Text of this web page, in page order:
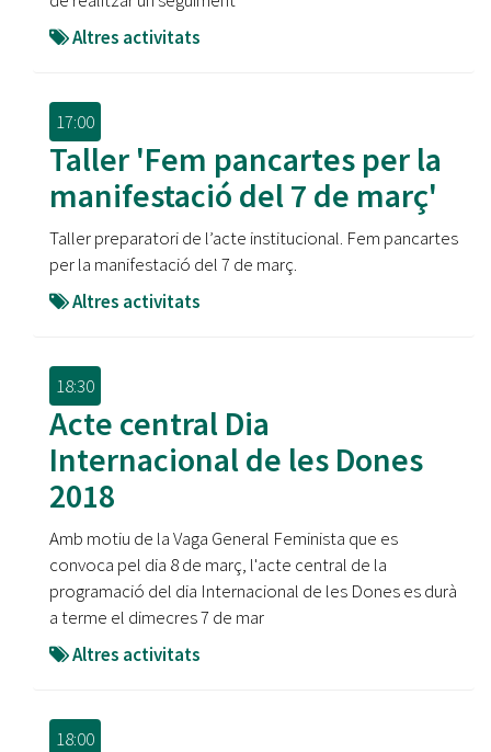
Altres activitats
17:00
Taller 'Fem pancartes per la
manifestació del 7 de març'
Taller preparatori de l’acte institucional. Fem pancartes
per la manifestació del 7 de març.
Altres activitats
18:30
Acte central Dia
Internacional de les Dones
2018
Amb motiu de la Vaga General Feminista que es
convoca pel dia 8 de març, l'acte central de la
programació del dia Internacional de les Dones es durà
a terme el dimecres 7 de mar
Altres activitats
18:00